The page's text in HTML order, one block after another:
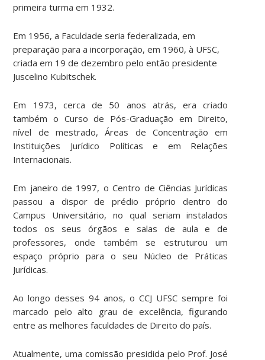
primeira turma em 1932.
Em 1956, a Faculdade seria federalizada, em
preparação para a incorporação, em 1960, à UFSC,
criada em 19 de dezembro pelo então presidente
Juscelino Kubitschek.
Em 1973, cerca de 50 anos atrás, era criado
também o Curso de Pós-Graduação em Direito,
nível de mestrado, Áreas de Concentração em
Instituições Jurídico Políticas e em Relações
Internacionais.
Em janeiro de 1997, o Centro de Ciências Jurídicas
passou a dispor de prédio próprio dentro do
Campus Universitário, no qual seriam instalados
todos os seus órgãos e salas de aula e de
professores, onde também se estruturou um
espaço próprio para o seu Núcleo de Práticas
Jurídicas.
Ao longo desses 94 anos, o CCJ UFSC sempre foi
marcado pelo alto grau de excelência, figurando
entre as melhores faculdades de Direito do país.
Atualmente, uma comissão presidida pelo Prof. José